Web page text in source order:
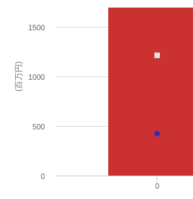
(百万円)
0
0
500
1000
1500